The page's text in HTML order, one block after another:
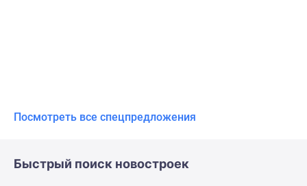
Посмотреть все спецпредложения
Быстрый поиск новостроек